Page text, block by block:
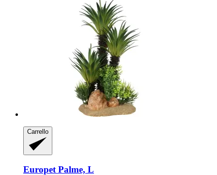
Carrello
Europet Palme, L